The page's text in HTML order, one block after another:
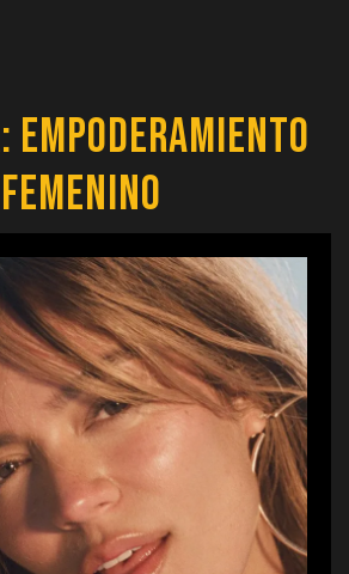
empoderamiento
femenino